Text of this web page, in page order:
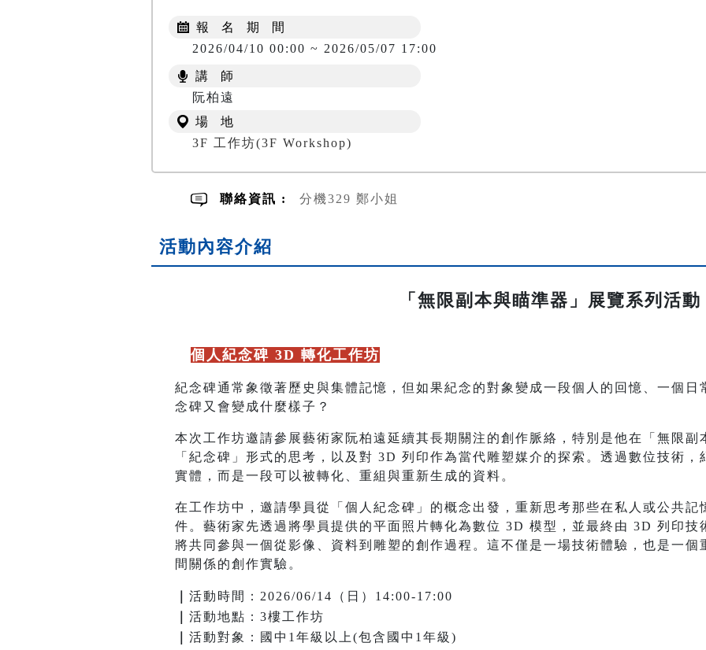
報 名 期 間
2026/04/10 00:00 ~ 2026/05/07 17:00
講 師
阮柏遠
場 地
3F 工作坊(3F Workshop)
聯絡資訊 : 分機329 鄭小姐
活動內容介紹
「無限副本與瞄準器」展覽系列活動
個人紀念碑 3D 轉化工作坊
紀念碑通常象徵著歷史與集體記憶，但如果紀念的對象變成一段個人的回憶、一個
念碑又會變成什麼樣子？
本次工作坊邀請參展藝術家阮柏遠延續其長期關注的創作脈絡，特別是他在「無限副
「紀念碑」形式的思考，以及對 3D 列印作為當代雕塑媒介的探索。透過數位技術
實體，而是一段可以被轉化、重組與重新生成的資料。
在工作坊中，邀請學員從「個人紀念碑」的概念出發，重新思考那些在私人或公共
件。藝術家先透過將學員提供的平面照片轉化為數位 3D 模型，並最終由 3D 列印技
將共同參與一個從影像、資料到雕塑的創作過程。這不僅是一場技術體驗，也是一
間關係的創作實驗。
活動時間：2026/06/14（日）14:00-17:00
活動地點：3樓工作坊
活動對象：國中1年級以上(包含國中1年級)